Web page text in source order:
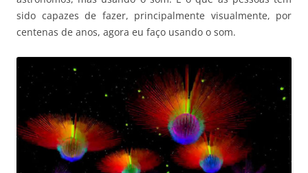
sido capazes de fazer, principalmente visualmente, por
centenas de anos, agora eu faço usando o som.